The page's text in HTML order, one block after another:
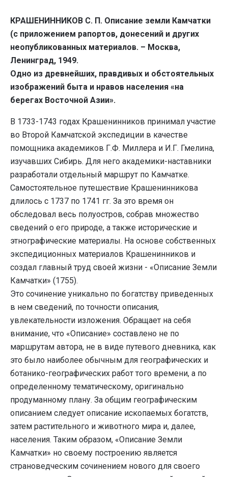
КРАШЕНИННИКОВ С. П. Описание земли Камчатки
(с приложением рапортов, донесений и других
неопубликованных материалов. – Москва,
Ленинград, 1949.
Одно из древнейших, правдивых и обстоятельных
изображений быта и нравов населения «на
берегах Восточной Азии».
В 1733-1743 годах Крашенинников принимал участие
во Второй Камчатской экспедиции в качестве
помощника академиков Г.Ф. Миллера и И.Г. Гмелина,
изучавших Сибирь. Для него академики-наставники
разработали отдельный маршрут по Камчатке.
Самостоятельное путешествие Крашенинникова
длилось с 1737 по 1741 гг. За это время он
обследовал весь полуостров, собрав множество
сведений о его природе, а также исторические и
этнографические материалы. На основе собственных
экспедиционных материалов Крашенинников и
создал главный труд своей жизни - «Описание Земли
Камчатки» (1755).
Это сочинение уникально по богатству приведенных
в нем сведений, по точности описания,
увлекательности изложения. Обращает на себя
внимание, что «Описание» составлено не по
маршрутам автора, не в виде путевого дневника, как
это было наиболее обычным для географических и
ботанико-географических работ того времени, а по
определенному тематическому, оригинально
продуманному плану. За общим географическим
описанием следует описание ископаемых богатств,
затем растительного и животного мира и, далее,
населения. Таким образом, «Описание Земли
Камчатки» но своему построению является
страноведческим сочинением нового для своего